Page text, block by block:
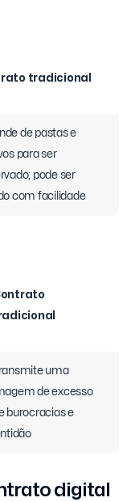
tradicional
de pastas e
para ser
pode ser
com facilidade
uma
de excesso
burocracias e
digital